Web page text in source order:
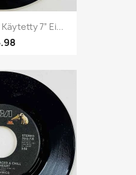
7” Ei...